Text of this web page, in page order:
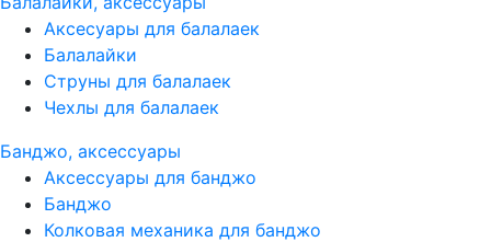
Аксесуары для балалаек
Балалайки
Струны для балалаек
Чехлы для балалаек
Банджо, аксессуары
Аксессуары для банджо
Банджо
Колковая механика для банджо